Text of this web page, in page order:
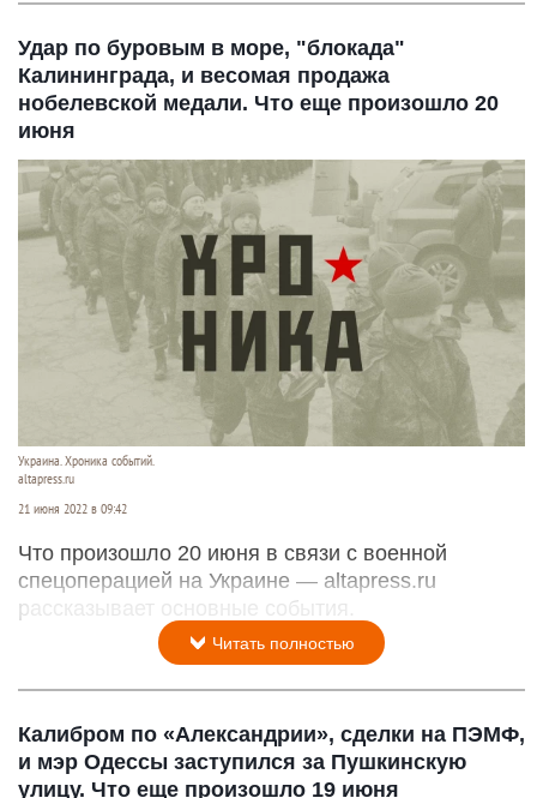
Удар по буровым в море, "блокада"
Калининграда, и весомая продажа
нобелевской медали. Что еще произошло 20
июня
Украина. Хроника событий.
altapress.ru
21 июня 2022 в 09:42
Что произошло 20 июня в связи с военной
спецоперацией на Украине — altapress.ru
рассказывает основные события.
Читать полностью
Калибром по «Александрии», сделки на ПЭМФ,
и мэр Одессы заступился за Пушкинскую
улицу. Что еще произошло 19 июня